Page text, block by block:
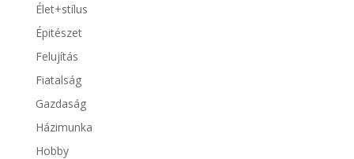
Élet+stílus
Épitészet
Felujítás
Fiatalság
Gazdaság
Házimunka
Hobby